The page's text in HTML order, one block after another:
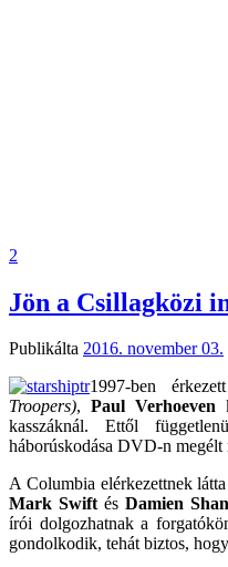
2
Jön a Csillagközi
Publikálta 2016. november 03.
1997-ben
Troopers), Paul Verhoeven
kasszáknál. Ettől
háborúskodása DVD-n megélt
A Columbia elérkezettnek
Mark Swiftés Damien
írói dolgozhatnak a
gondolkodik, tehát biztos,